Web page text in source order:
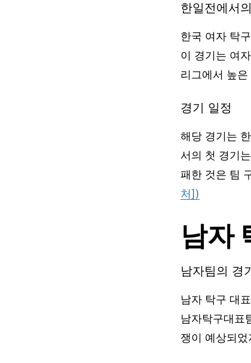
한일전에서
한국 여자 탁
이 경기는 여
리그에서 높
경기 일정
해당 경기는
서의 첫 경기
패한 것은 팀
처])
남자
남자팀의 경
남자 탁구 대
남자탁구대표
쟁이 예상되